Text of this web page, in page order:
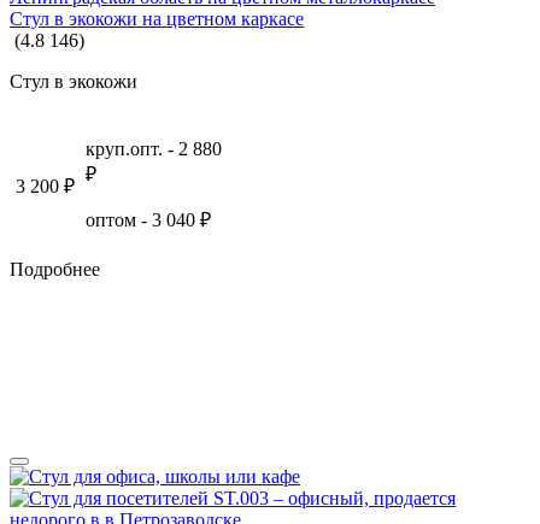
Стул в экокожи на цветном каркасе
(4.8 146)
Стул в экокожи
3 200 ₽
круп.опт. - 2 880
₽
оптом - 3 040 ₽
Подробнее